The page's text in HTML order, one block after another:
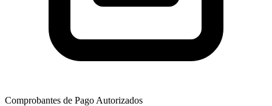
Comprobantes de Pago Autorizados